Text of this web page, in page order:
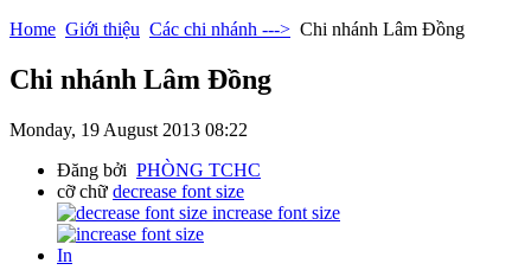
Home Giới thiệu Các chi nhánh ---> Chi nhánh Lâm Đồng
Chi nhánh Lâm Đồng
Monday, 19 August 2013 08:22
Đăng bởi PHÒNG TCHC
cỡ chữ decrease font size
increase font size
In